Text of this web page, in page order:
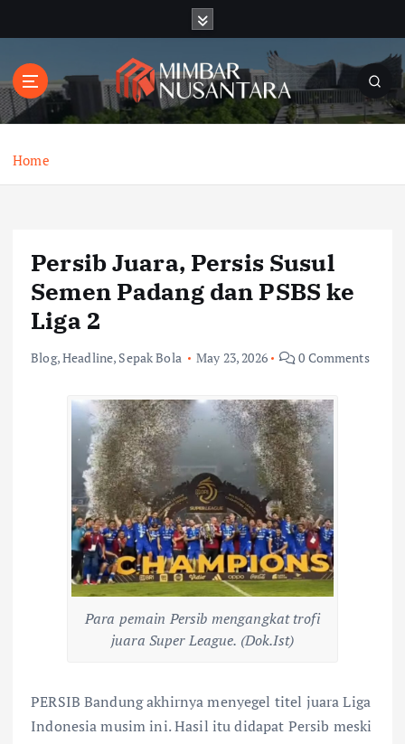
t
o
Home
Persib Juara, Persis Susul
Semen Padang dan PSBS ke
Liga 2
Blog,Headline, Sepak Bola May 23, 2026 0 Comments
Para pemain Persib mengangkat trofi
juara Super League. (Dok.Ist)
PERSIB Bandung akhirnya menyegel titel juara Liga
Indonesia musim ini. Hasil itu didapat Persib meski